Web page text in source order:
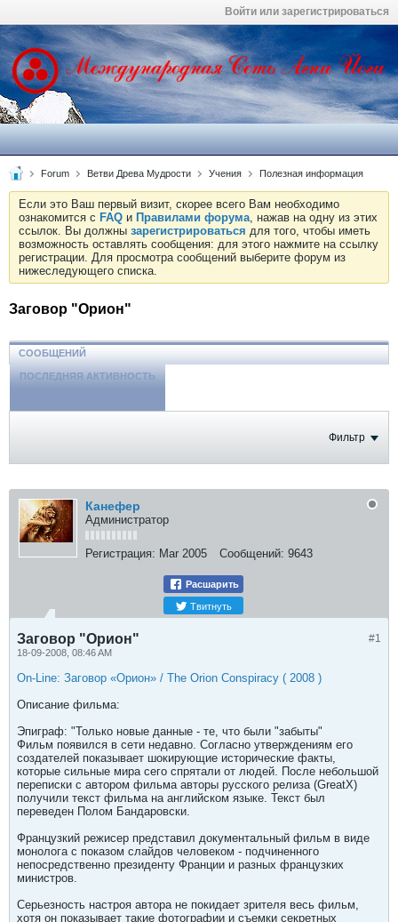
Войти или зарегистрироваться
Forum Ветви Древа Мудрости Учения Полезная информация
Если это Ваш первый визит, скорее всего Вам необходимо
ознакомится с FAQ и Правилами форума, нажав на одну из этих
ссылок. Вы должны зарегистрироваться для того, чтобы иметь
возможность оставлять сообщения: для этого нажмите на ссылку
регистрации. Для просмотра сообщений выберите форум из
нижеследующего списка.
Заговор "Орион"
СООБЩЕНИЙ
ПОСЛЕДНЯЯ АКТИВНОСТЬ
Фильтр
Канефер
Администратор
Регистрация: Mar 2005 Сообщений: 9643
Расшарить
Твитнуть
#1
Заговор "Орион"
18-09-2008, 08:46 AM
On-Line: Заговор «Орион» / The Orion Conspiracy ( 2008 )
Описание фильма:
Эпиграф: "Только новые данные - те, что были "забыты"
Фильм появился в сети недавно. Согласно утверждениям его
создателей показывает шокирующие исторические факты,
которые сильные мира сего спрятали от людей. После небольшой
переписки с автором фильма авторы русского релиза (GreatX)
получили текст фильма на английском языке. Текст был
переведен Полом Бандаровски.
Французкий режисер представил документальный фильм в виде
монолога с показом слайдов человеком - подчиненного
непосредственно президенту Франции и разных французких
министров.
Серьезность настроя автора не покидает зрителя весь фильм,
хотя он показывает такие фотографии и съемки секретных